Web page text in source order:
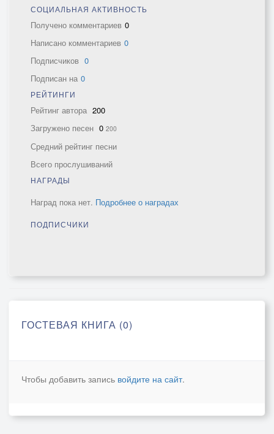
СОЦИАЛЬНАЯ АКТИВНОСТЬ
Получено комментариев 0
Написано комментариев 0
Подписчиков 0
Подписан на 0
РЕЙТИНГИ
Рейтинг автора 200
Загружено песен 0 200
Средний рейтинг песни
Всего прослушиваний
НАГРАДЫ
Наград пока нет. Подробнее о наградах
ПОДПИСЧИКИ
ГОСТЕВАЯ КНИГА (0)
Чтобы добавить запись войдите на сайт.